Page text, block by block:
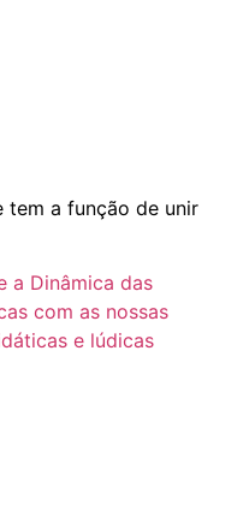
tem a função de unir